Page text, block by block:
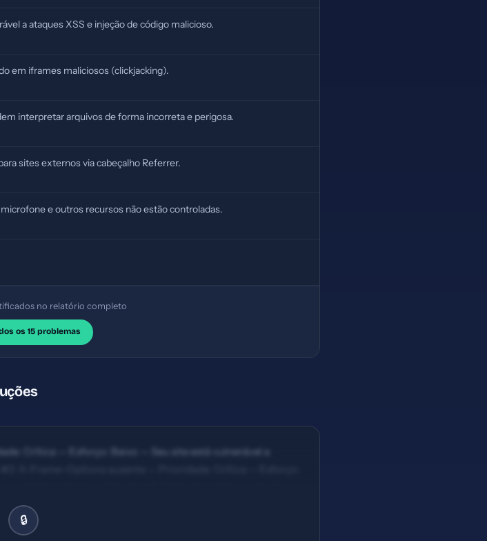
a ataques XSS e injeção de código malicioso.
em iframes maliciosos (clickjacking).
interpretar arquivos de forma incorreta e perigosa.
sites externos via cabeçalho Referrer.
e outros recursos não estão controladas.
no relatório completo
os 15 problemas
Crítica — Esforço: Baixo — Seu site está vulnerável a
Baixo
🔒